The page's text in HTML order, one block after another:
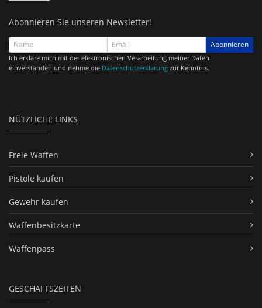
Abonnieren Sie unseren Newsletter!
Abonnieren
Ich erkläre mich mit der elektronischen Verarbeitung meiner Daten
einverstanden und nehme die Datenschutzerklärung zur Kenntnis.
NÜTZLICHE LINKS
Freie Waffen
Pistole kaufen
Gewehr kaufen
Waffenbesitzkarte
Waffenpass
GESCHÄFTSZEITEN